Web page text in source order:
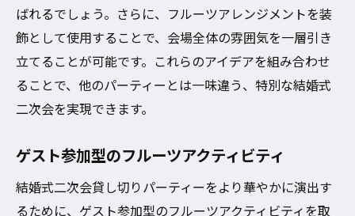
ばれるでしょう。さらに、フルーツアレンジメントを装
飾として使用することで、会場全体の雰囲気を一層引き
立てることが可能です。これらのアイデアを組み合わせ
ることで、他のパーティーとは一味違う、特別な結婚式
二次会を実現できます。
ゲスト参加型のフルーツアクティビティ
結婚式二次会貸し切りパーティーをより華やかに演出す
るために、ゲスト参加型のフルーツアクティビティを取